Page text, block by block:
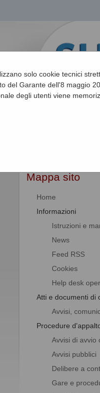
solo cookie tecnici
del Garante dell'8 maggio
degli utenti viene
Mappa sito
Home
Informazioni
Istruzioni e
News
Feed RSS
Cookies
Help desk
Atti e documenti di
Avvisi,
Procedure
Avvisi di avvio
Avvisi pubblici
Delibere a
Gare e